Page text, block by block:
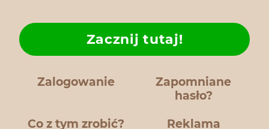
Zalogowanie
Zapomniane
hasło?
Co z tym zrobić?
Zacznij tutaj!
Reklama